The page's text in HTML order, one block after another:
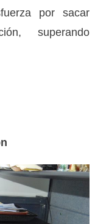
por sacar
superando